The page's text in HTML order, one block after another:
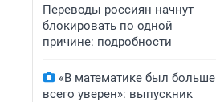
Переводы россиян начнут
блокировать по одной
причине: подробности
«В математике был больше
всего уверен»: выпускник